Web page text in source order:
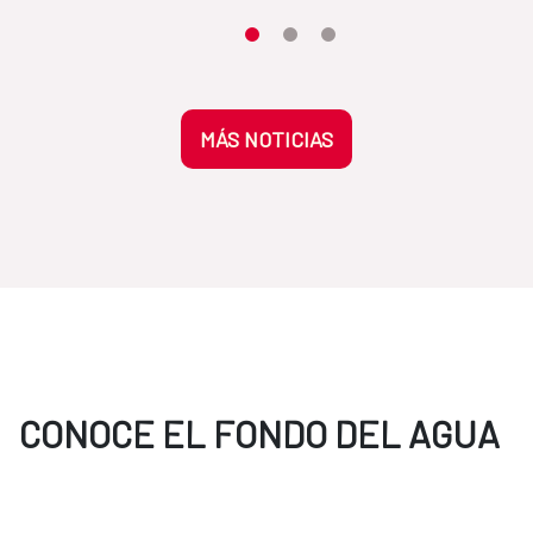
Moves the carousel to its element
Moves the carousel to its
Moves the carousel to its
MÁS NOTICIAS
CONOCE EL FONDO DEL AGUA